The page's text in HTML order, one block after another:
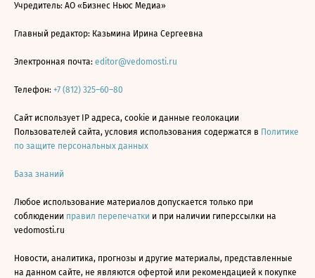
Учредитель: АО «Бизнес Ньюс Медиа»
Главный редактор: Казьмина Ирина Сергеевна
Электронная почта: editor@vedomosti.ru
Телефон: +7 (812) 325–60–80
Сайт использует IP адреса, cookie и данные геолокации
Пользователей сайта, условия использования содержатся в Политике
по защите персональных данных
База знаний
Любое использование материалов допускается только при
соблюдении правил перепечатки и при наличии гиперссылки на
vedomosti.ru
Новости, аналитика, прогнозы и другие материалы, представленные
на данном сайте, не являются офертой или рекомендацией к покупке